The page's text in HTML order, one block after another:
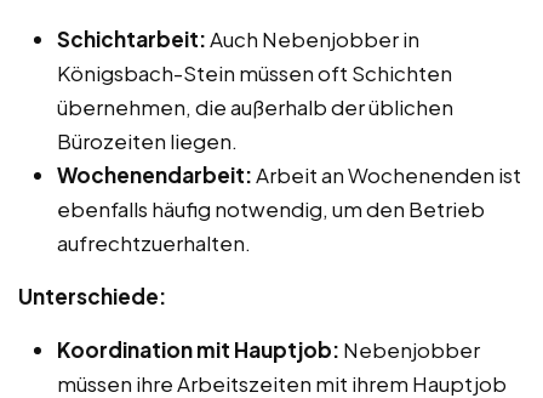
Schichtarbeit:Auch Nebenjobber in
Königsbach-Stein müssen oft Schichten
übernehmen, die außerhalb der üblichen
Bürozeiten liegen.
Wochenendarbeit:Arbeit an Wochenenden ist
ebenfalls häufig notwendig, um den Betrieb
aufrechtzuerhalten.
Unterschiede:
Koordination mit Hauptjob: Nebenjobber
müssen ihre Arbeitszeiten mit ihrem Hauptjob